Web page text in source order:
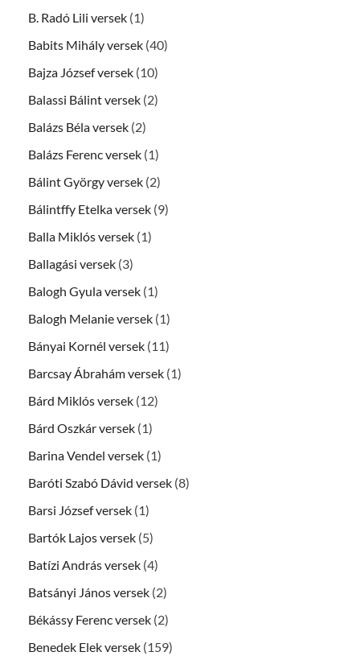
B. Radó Lili versek (1)
Babits Mihály versek (40)
Bajza József versek (10)
Balassi Bálint versek (2)
Balázs Béla versek (2)
Balázs Ferenc versek (1)
Bálint György versek (2)
Bálintffy Etelka versek (9)
Balla Miklós versek (1)
Ballagási versek (3)
Balogh Gyula versek (1)
Balogh Melanie versek (1)
Bányai Kornél versek (11)
Barcsay Ábrahám versek (1)
Bárd Miklós versek (12)
Bárd Oszkár versek (1)
Barina Vendel versek (1)
Baróti Szabó Dávid versek (8)
Barsi József versek (1)
Bartók Lajos versek (5)
Batízi András versek (4)
Batsányi János versek (2)
Békássy Ferenc versek (2)
Benedek Elek versek (159)